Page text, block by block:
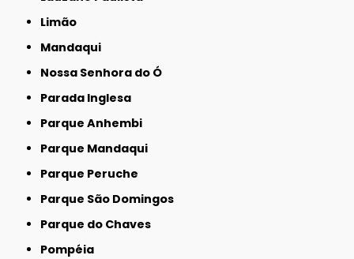
Limão
Mandaqui
Nossa Senhora do Ó
Parada Inglesa
Parque Anhembi
Parque Mandaqui
Parque Peruche
Parque São Domingos
Parque do Chaves
Pompéia